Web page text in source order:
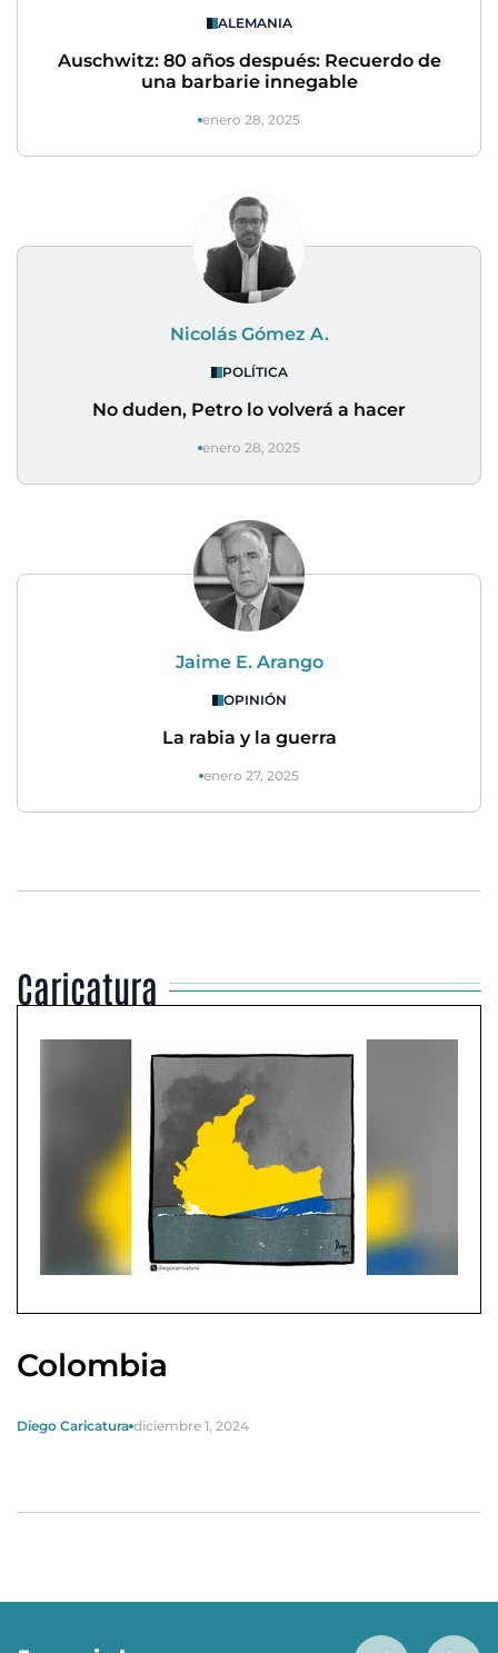
ALEMANIA
Auschwitz: 80 años después: Recuerdo de
una barbarie innegable
enero 28, 2025
Nicolás Gómez A.
POLÍTICA
No duden, Petro lo volverá a hacer
enero 28, 2025
Jaime E. Arango
OPINIÓN
La rabia y la guerra
enero 27, 2025
Caricatura
Colombia
Diego Caricatura diciembre 1, 2024